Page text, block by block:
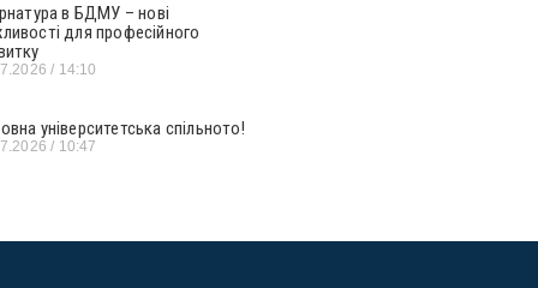
в БДМУ – нові
для професійного
14:10
університетська спільното!
10:47